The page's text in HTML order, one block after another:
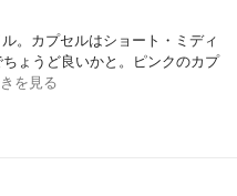
。カプセルはショート・ミディ
ょうど良いかと。ピンクのカプ
を見る